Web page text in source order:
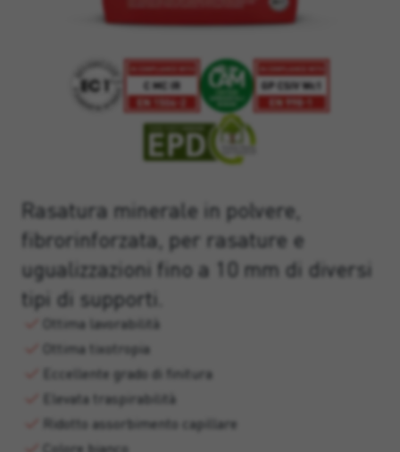
Rasatura minerale in polvere,
fibrorinforzata, per rasature e
ugualizzazioni fino a 10 mm di diversi
tipi di supporti.
Ottima lavorabilità
Ottima tixotropia
Eccellente grado di finitura
Elevata traspirabilità
Ridotto assorbimento capillare
Colore bianco